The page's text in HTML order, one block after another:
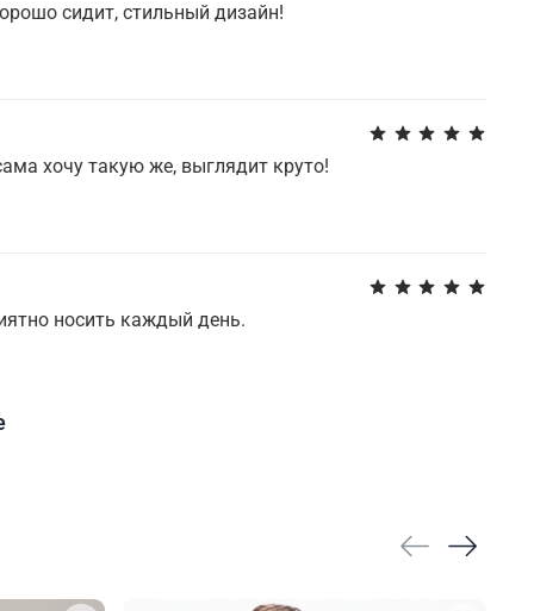
сидит, стильный дизайн!
хочу такую же, выглядит круто!
носить каждый день.